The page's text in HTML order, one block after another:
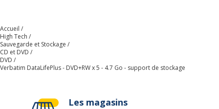
Accueil
High Tech
Sauvegarde et Stockage
CD et DVD
DVD
Verbatim DataLifePlus - DVD+RW x 5 - 4.7 Go - support de stockage
Les magasins